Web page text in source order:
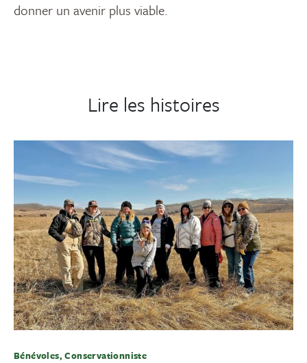
donner un avenir plus viable.
Lire les histoires
Bénévoles, Conservationniste